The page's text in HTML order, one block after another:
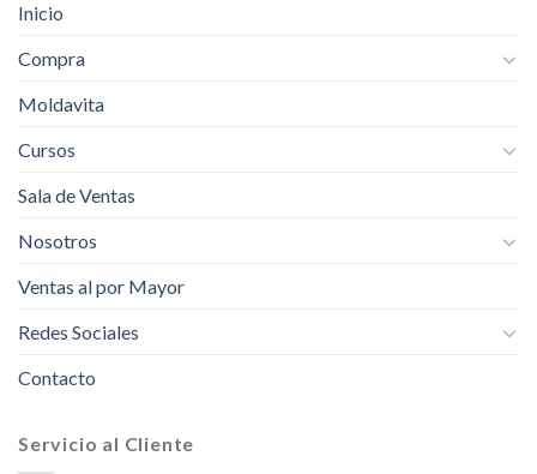
Inicio
Compra
Moldavita
Cursos
Sala de Ventas
Nosotros
Ventas al por Mayor
Redes Sociales
Contacto
Servicio al Cliente